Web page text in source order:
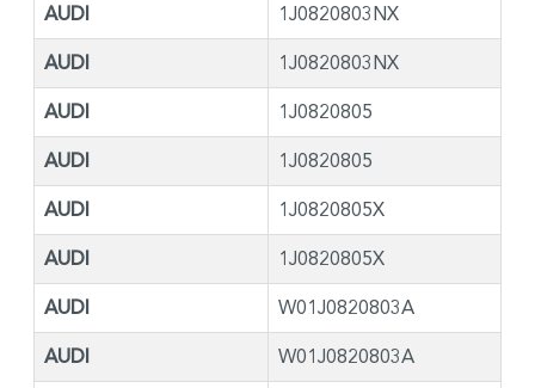
AUDI 1J0820803NX
AUDI 1J0820803NX
AUDI 1J0820805
AUDI 1J0820805
AUDI 1J0820805X
AUDI 1J0820805X
AUDI W01J0820803A
AUDI W01J0820803A